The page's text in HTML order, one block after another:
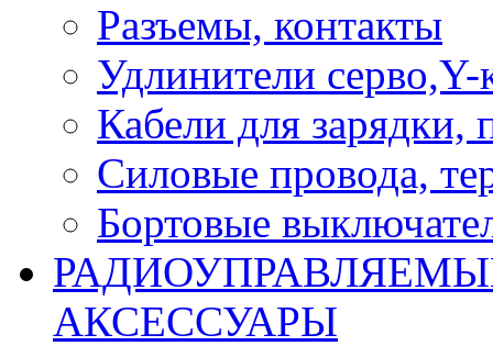
Разъемы, контакты
Удлинители серво,Y-
Кабели для зарядки,
Силовые провода,
Бортовые
АКСЕССУАРЫ